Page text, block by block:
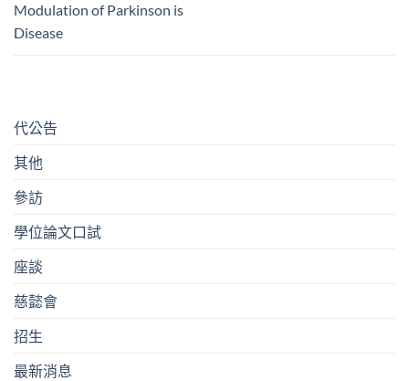
Modulation of Parkinson is
Disease
代公告
其他
參訪
學位論文口試
座談
慈懿會
招生
最新消息